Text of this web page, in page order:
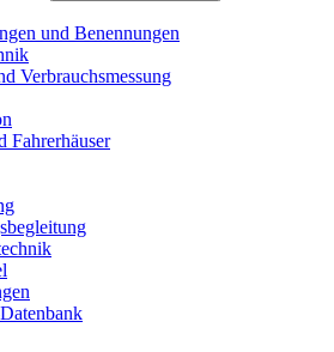
und Benennungen
Verbrauchsmessung
Fahrerhäuser